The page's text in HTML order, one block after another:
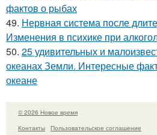
фактов о рыбах
49. Нервная система после
Изменения в психике при
50. 25 удивительных и
океанах Земли. Интересные
океане
© 2026 Новое время
Контакты
Пользовательское соглашение